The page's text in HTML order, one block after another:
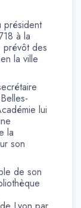
président
à la
prévôt des
la ville
lui
la
son
de son